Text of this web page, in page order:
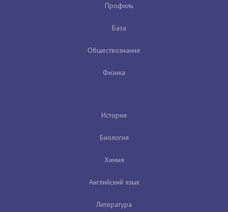
Профиль
База
Обществознание
Физика
История
Биология
Химия
Английский язык
Литература